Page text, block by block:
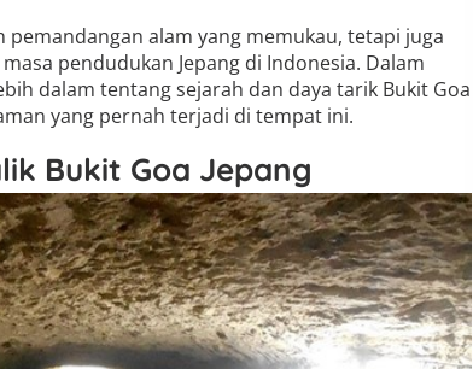
alam yang memukau, tetapi juga
pendudukan Jepang di Indonesia. Dalam
dalam tentang sejarah dan daya tarik Bukit Goa
yang pernah terjadi di tempat ini.
Bukit Goa Jepang